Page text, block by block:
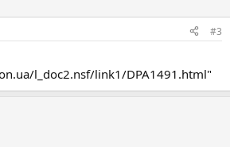
#3
l_doc2.nsf/link1/DPA1491.html"